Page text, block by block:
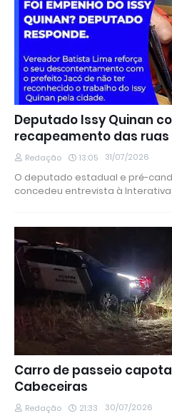
Deputado Issy Quinan
recapeamento das ruas
Redação 13:05 31/07/2026
O deputado estadual e pré-
concedeu entrevista à Interativa
Carro de passeio
Cabeceiras
Redação 21:33 30/07/2026